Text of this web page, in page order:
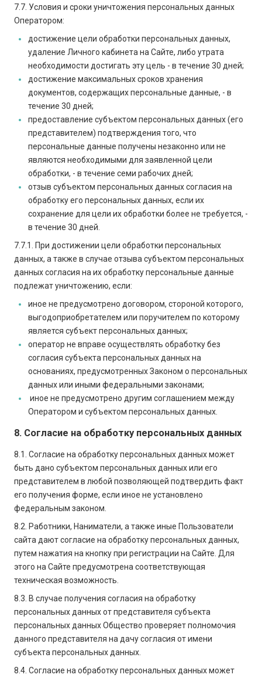
7.7. Условия и сроки уничтожения персональных данных
Оператором:
достижение цели обработки персональных данных,
удаление Личного кабинета на Сайте, либо утрата
необходимости достигать эту цель - в течение 30 дней;
достижение максимальных сроков хранения
документов, содержащих персональные данные, - в
течение 30 дней;
предоставление субъектом персональных данных (его
представителем) подтверждения того, что
персональные данные получены незаконно или не
являются необходимыми для заявленной цели
обработки, - в течение семи рабочих дней;
отзыв субъектом персональных данных согласия на
обработку его персональных данных, если их
сохранение для цели их обработки более не требуется, -
в течение 30 дней.
7.7.1. При достижении цели обработки персональных
данных, а также в случае отзыва субъектом персональных
данных согласия на их обработку персональные данные
подлежат уничтожению, если:
иное не предусмотрено договором, стороной которого,
выгодоприобретателем или поручителем по которому
является субъект персональных данных;
оператор не вправе осуществлять обработку без
согласия субъекта персональных данных на
основаниях, предусмотренных Законом о персональных
данных или иными федеральными законами;
иное не предусмотрено другим соглашением между
Оператором и субъектом персональных данных.
8. Согласие на обработку персональных данных
8.1. Согласие на обработку персональных данных может
быть дано субъектом персональных данных или его
представителем в любой позволяющей подтвердить факт
его получения форме, если иное не установлено
федеральным законом.
8.2. Работники, Наниматели, а также иные Пользователи
сайта дают согласие на обработку персональных данных,
путем нажатия на кнопку при регистрации на Сайте. Для
этого на Сайте предусмотрена соответствующая
техническая возможность.
8.3. В случае получения согласия на обработку
персональных данных от представителя субъекта
персональных данных Общество проверяет полномочия
данного представителя на дачу согласия от имени
субъекта персональных данных.
8.4. Согласие на обработку персональных данных может